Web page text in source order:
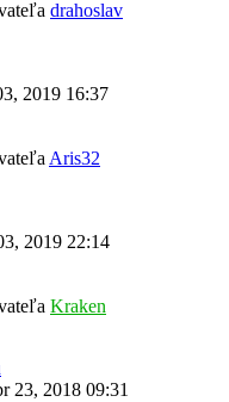
drahoslav
2019 16:37
Aris32
2019 22:14
Kraken
23, 2018 09:31